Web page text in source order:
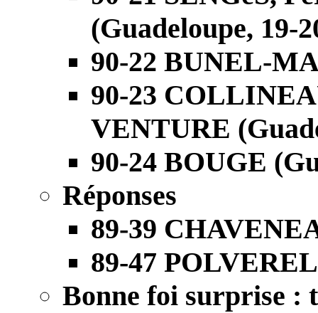
(Guadeloupe, 19-
90-22 BUNEL-
90-23
VENTURE
90-24 BOUGE
Réponses
89-39
89-47
Bonne foi surprise :